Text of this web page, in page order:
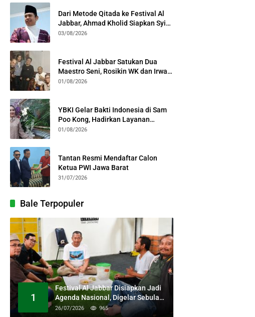
Dari Metode Qitada ke Festival Al
Jabbar, Ahmad Kholid Siapkan Syiar
Al-Qur’an Lewat Nada
03/08/2026
Festival Al Jabbar Satukan Dua
Maestro Seni, Rosikin WK dan Irwan
Guntari Garap Pertunjukan Kolosal
01/08/2026
YBKI Gelar Bakti Indonesia di Sam
Poo Kong, Hadirkan Layanan
Kesehatan Gratis dan Dialog
01/08/2026
Tantan Resmi Mendaftar Calon
Ketua PWI Jawa Barat
31/07/2026
Bale Terpopuler
1
Festival Al Jabbar Disiapkan Jadi
Agenda Nasional, Digelar Sebulan
Penuh di Kawasan Masjid Raya Al
26/07/2026 965